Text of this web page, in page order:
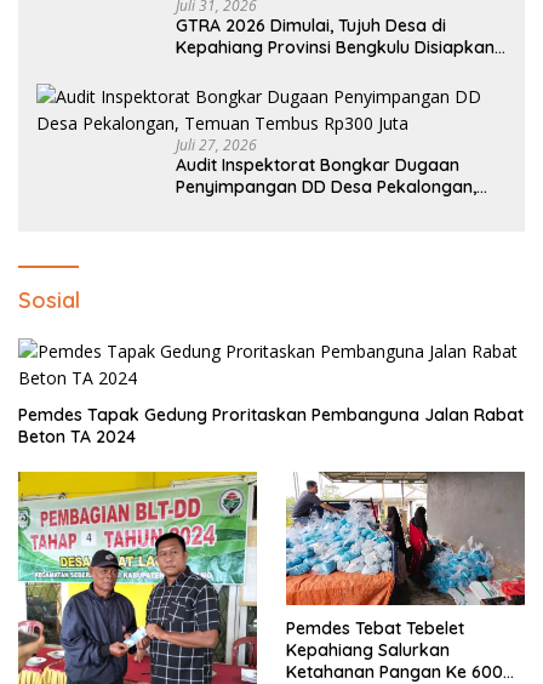
Juli 31, 2026
GTRA 2026 Dimulai, Tujuh Desa di
Kepahiang Provinsi Bengkulu Disiapkan
Juli 27, 2026
Audit Inspektorat Bongkar Dugaan
Penyimpangan DD Desa Pekalongan,
Sosial
Pemdes Tapak Gedung Proritaskan Pembanguna Jalan Rabat
Beton TA 2024
Pemdes Tebat Tebelet
Kepahiang Salurkan
Ketahanan Pangan Ke 600